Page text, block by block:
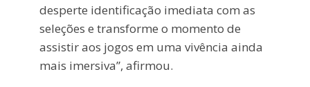
desperte identificação imediata com as
seleções e transforme o momento de
assistir aos jogos em uma vivência ainda
mais imersiva”, afirmou.